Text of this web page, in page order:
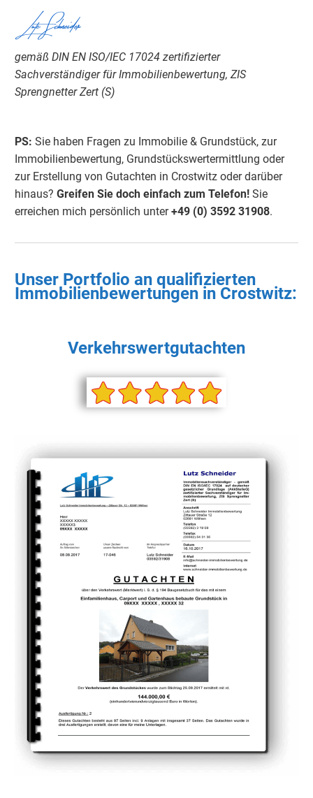
Lutz Schneider
gemäß DIN EN ISO/IEC 17024 zertifizierter
Sachverständiger für Immobilienbewertung, ZIS
Sprengnetter Zert (S)
PS: Sie haben Fragen zu Immobilie & Grundstück, zur
Immobilienbewertung, Grundstückswertermittlung oder
zur Erstellung von Gutachten in Crostwitz oder darüber
hinaus? Greifen Sie doch einfach zum Telefon! Sie
erreichen mich persönlich unter+49 (0) 3592 31908.
Unser Portfolio an qualifizierten
Immobilienbewertungen in Crostwitz:
Verkehrswertgutachten